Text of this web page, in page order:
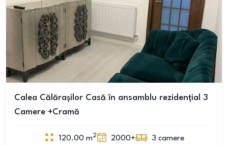
Calea Călărașilor Casă în ansamblu rezidențial 3
Camere +Cramă
120.00 m2 2000+ 3 camere